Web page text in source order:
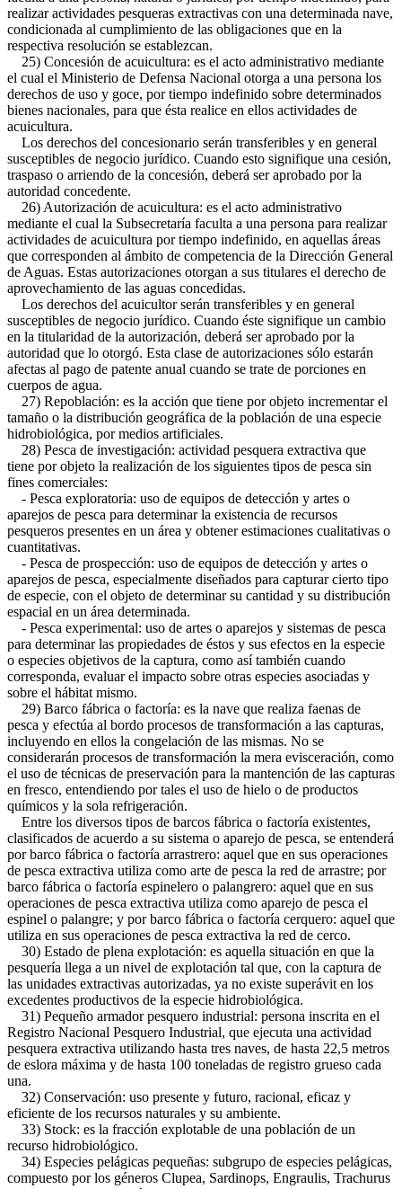
realizar actividades pesqueras extractivas con una determinada nave,
condicionada al cumplimiento de las obligaciones que en la
respectiva resolución se establezcan.
25) Concesión de acuicultura: es el acto administrativo mediante
el cual el Ministerio de Defensa Nacional otorga a una persona los
derechos de uso y goce, por tiempo indefinido sobre determinados
bienes nacionales, para que ésta realice en ellos actividades de
acuicultura.
Los derechos del concesionario serán transferibles y en general
susceptibles de negocio jurídico. Cuando esto signifique una cesión,
traspaso o arriendo de la concesión, deberá ser aprobado por la
autoridad concedente.
26) Autorización de acuicultura: es el acto administrativo
mediante el cual la Subsecretaría faculta a una persona para realizar
actividades de acuicultura por tiempo indefinido, en aquellas áreas
que corresponden al ámbito de competencia de la Dirección General
de Aguas. Estas autorizaciones otorgan a sus titulares el derecho de
aprovechamiento de las aguas concedidas.
Los derechos del acuicultor serán transferibles y en general
susceptibles de negocio jurídico. Cuando éste signifique un cambio
en la titularidad de la autorización, deberá ser aprobado por la
autoridad que lo otorgó. Esta clase de autorizaciones sólo estarán
afectas al pago de patente anual cuando se trate de porciones en
cuerpos de agua.
27) Repoblación: es la acción que tiene por objeto incrementar el
tamaño o la distribución geográfica de la población de una especie
hidrobiológica, por medios artificiales.
28) Pesca de investigación: actividad pesquera extractiva que
tiene por objeto la realización de los siguientes tipos de pesca sin
fines comerciales:
- Pesca exploratoria: uso de equipos de detección y artes o
aparejos de pesca para determinar la existencia de recursos
pesqueros presentes en un área y obtener estimaciones cualitativas o
cuantitativas.
- Pesca de prospección: uso de equipos de detección y artes o
aparejos de pesca, especialmente diseñados para capturar cierto tipo
de especie, con el objeto de determinar su cantidad y su distribución
espacial en un área determinada.
- Pesca experimental: uso de artes o aparejos y sistemas de pesca
para determinar las propiedades de éstos y sus efectos en la especie
o especies objetivos de la captura, como así también cuando
corresponda, evaluar el impacto sobre otras especies asociadas y
sobre el hábitat mismo.
29) Barco fábrica o factoría: es la nave que realiza faenas de
pesca y efectúa al bordo procesos de transformación a las capturas,
incluyendo en ellos la congelación de las mismas. No se
considerarán procesos de transformación la mera evisceración, como
el uso de técnicas de preservación para la mantención de las capturas
en fresco, entendiendo por tales el uso de hielo o de productos
químicos y la sola refrigeración.
Entre los diversos tipos de barcos fábrica o factoría existentes,
clasificados de acuerdo a su sistema o aparejo de pesca, se entenderá
por barco fábrica o factoría arrastrero: aquel que en sus operaciones
de pesca extractiva utiliza como arte de pesca la red de arrastre; por
barco fábrica o factoría espinelero o palangrero: aquel que en sus
operaciones de pesca extractiva utiliza como aparejo de pesca el
espinel o palangre; y por barco fábrica o factoría cerquero: aquel que
utiliza en sus operaciones de pesca extractiva la red de cerco.
30) Estado de plena explotación: es aquella situación en que la
pesquería llega a un nivel de explotación tal que, con la captura de
las unidades extractivas autorizadas, ya no existe superávit en los
excedentes productivos de la especie hidrobiológica.
31) Pequeño armador pesquero industrial: persona inscrita en el
Registro Nacional Pesquero Industrial, que ejecuta una actividad
pesquera extractiva utilizando hasta tres naves, de hasta 22,5 metros
de eslora máxima y de hasta 100 toneladas de registro grueso cada
una.
32) Conservación: uso presente y futuro, racional, eficaz y
eficiente de los recursos naturales y su ambiente.
33) Stock: es la fracción explotable de una población de un
recurso hidrobiológico.
34) Especies pelágicas pequeñas: subgrupo de especies pelágicas,
compuesto por los géneros Clupea, Sardinops, Engraulis, Trachurus